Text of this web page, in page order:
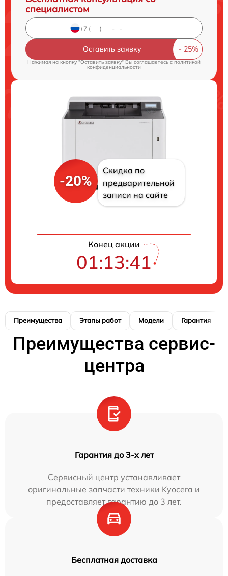
специалистом
Оставить заявку
Нажимая на кнопку "Оставить заявку" Вы соглашаетесь c политикой
конфиденциальности
-20%
Скидка по
предварительной
записи на сайте
Конец акции
01:13:40
Преимущества Этапы работ Модели Гарантия
Преимущества сервис-
центра
Гарантия до 3-х лет
Сервисный центр устанавливает
оригинальные запчасти техники Kyocera и
предоставляет гарантию до 3 лет.
Бесплатная доставка